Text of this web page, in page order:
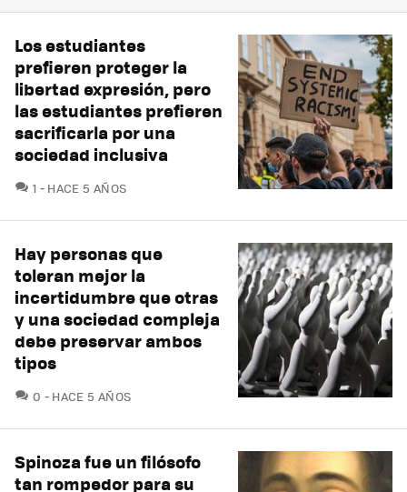
Los estudiantes
prefieren proteger la
libertad expresión, pero
las estudiantes prefieren
sacrificarla por una
sociedad inclusiva
1 COMENTARIOS
HACE 5 AÑOS
Hay personas que
toleran mejor la
incertidumbre que otras
y una sociedad compleja
debe preservar ambos
tipos
0 COMENTARIOS
HACE 5 AÑOS
Spinoza fue un filósofo
tan rompedor para su